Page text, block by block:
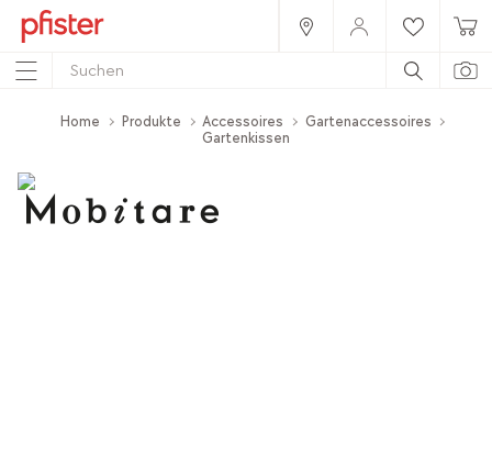
Home Produkte Accessoires
Gartenaccessoires
Gartenkissen